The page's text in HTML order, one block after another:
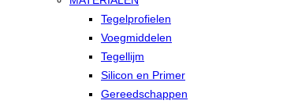
Tegelprofielen
Voegmiddelen
Tegellijm
Silicon en Primer
Gereedschappen